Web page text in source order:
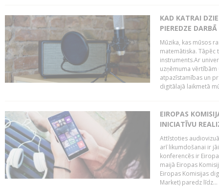
KAD KATRAI
PIEREDZE
Mūzika, kas mūsos
matemātiska. Tāpēc
instruments.Ar
uzņēmuma
atpazīstamības un
digitālajā laikmetā
EIROPAS
INICIATĪVU
Attīstoties
arī likumdošanai ir
konferencēs ir
maijā Eiropas
Eiropas Komisijas
Market) paredz līdz...